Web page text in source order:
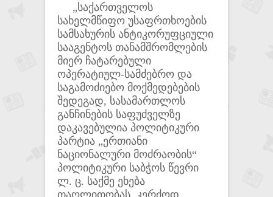
„საქართველოს
სახელმწიფო უსაფრთხოების
სამსახურის ანტიკორუფციული
სააგენტოს თანამშრომლების
მიერ ჩატარებული
ოპერატიულ-სამძებრო და
საგამოძიებო მოქმედებების
შედეგად, სასამართლოს
განჩინების საფუძველზე
დაკავებულია პოლიტიკური
პარტია „ერთიანი
ნაციონალური მოძრაობის“
პოლიტიკური საბჭოს წევრი
ლ. ც. საქმე ეხება
თაღლითობას, კერძოდ,